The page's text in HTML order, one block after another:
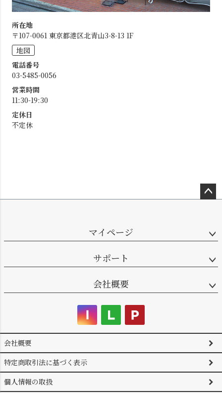
所在地
〒107-0061 東京都港区北青山3-8-13 1F
地図
電話番号
03-5485-0056
営業時間
11:30-19:30
定休日
不定休
マイページ
サポート
会社概要
会社概要
特定商取引法に基づく表示
個人情報の取扱